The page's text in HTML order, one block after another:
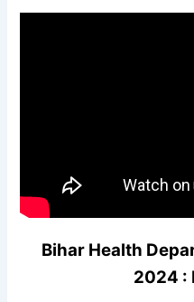
Bihar Health
2024 :